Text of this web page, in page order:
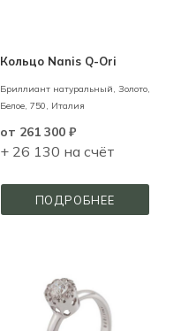
Кольцо Nanis Q-Ori
Бриллиант натуральный, Золото,
Белое, 750, Италия
от 261 300 ₽
+ 26 130 на счёт
ПОДРОБНЕЕ